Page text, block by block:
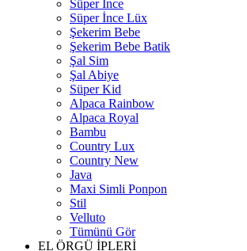
Süper İnce
Süper İnce Lüx
Şekerim Bebe
Şekerim Bebe Batik
Şal Sim
Şal Abiye
Süper Kid
Alpaca Rainbow
Alpaca Royal
Bambu
Country Lux
Country New
Java
Maxi Simli Ponpon
Stil
Velluto
Tümünü Gör
EL ÖRGÜ İPLERİ